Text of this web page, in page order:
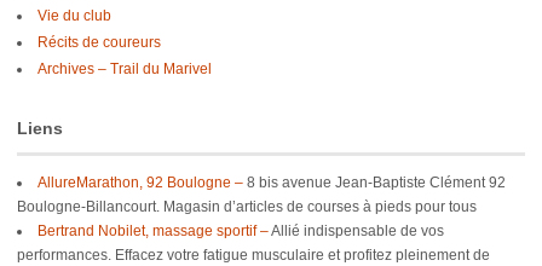
Vie du club
Récits de coureurs
Archives – Trail du Marivel
Liens
AllureMarathon, 92 Boulogne – 8 bis avenue Jean-Baptiste Clément 92
Boulogne-Billancourt. Magasin d’articles de courses à pieds pour tous
Bertrand Nobilet, massage sportif –Allié indispensable de vos
performances. Effacez votre fatigue musculaire et profitez pleinement de